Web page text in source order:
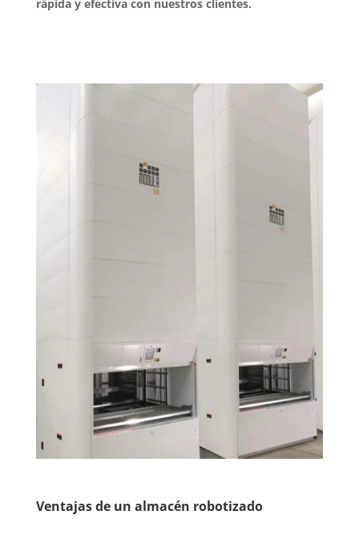
rápida y efectiva con nuestros clientes.
Ventajas de un almacén robotizado